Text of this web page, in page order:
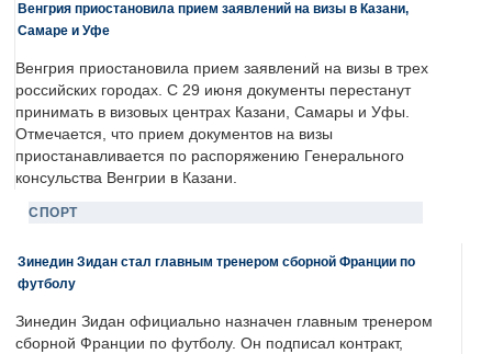
Венгрия приостановила прием заявлений на визы в Казани,
Самаре и Уфе
Венгрия приостановила прием заявлений на визы в трех
российских городах. С 29 июня документы перестанут
принимать в визовых центрах Казани, Самары и Уфы.
Отмечается, что прием документов на визы
приостанавливается по распоряжению Генерального
консульства Венгрии в Казани.
СПОРТ
Зинедин Зидан стал главным тренером сборной Франции по
футболу
Зинедин Зидан официально назначен главным тренером
сборной Франции по футболу. Он подписал контракт,